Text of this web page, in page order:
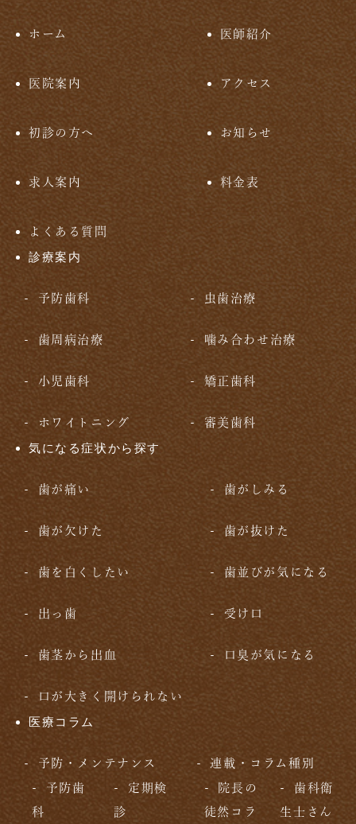
ホーム 医師紹介
医院案内 アクセス
初診の方へ お知らせ
求人案内 料金表
よくある質問
診療案内
予防歯科 虫歯治療
歯周病治療 噛み合わせ治療
小児歯科 矯正歯科
ホワイトニング 審美歯科
気になる症状から探す
歯が痛い 歯がしみる
歯が欠けた 歯が抜けた
歯を白くしたい 歯並びが気になる
出っ歯 受け口
歯茎から出血 口臭が気になる
口が大きく開けられない
医療コラム
予防・メンテナンス
予防歯
科
定期検
診
連載・コラム種別
院長の
徒然コラ
歯科衛
生士さん